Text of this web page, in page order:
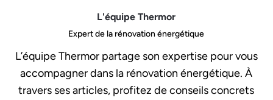
L'équipe Thermor
Expert de la rénovation énergétique
L’équipe Thermor partage son expertise pour vous
accompagner dans la rénovation énergétique. À
travers ses articles, profitez de conseils concrets